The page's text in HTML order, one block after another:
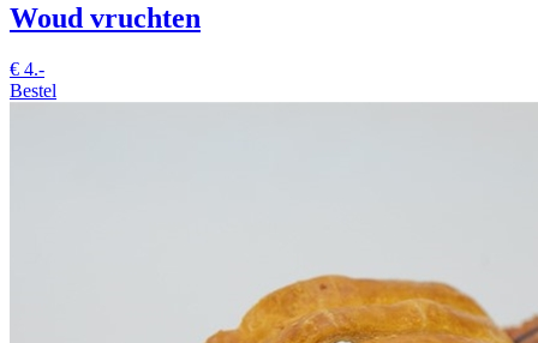
Woud vruchten
€ 4.-
Bestel